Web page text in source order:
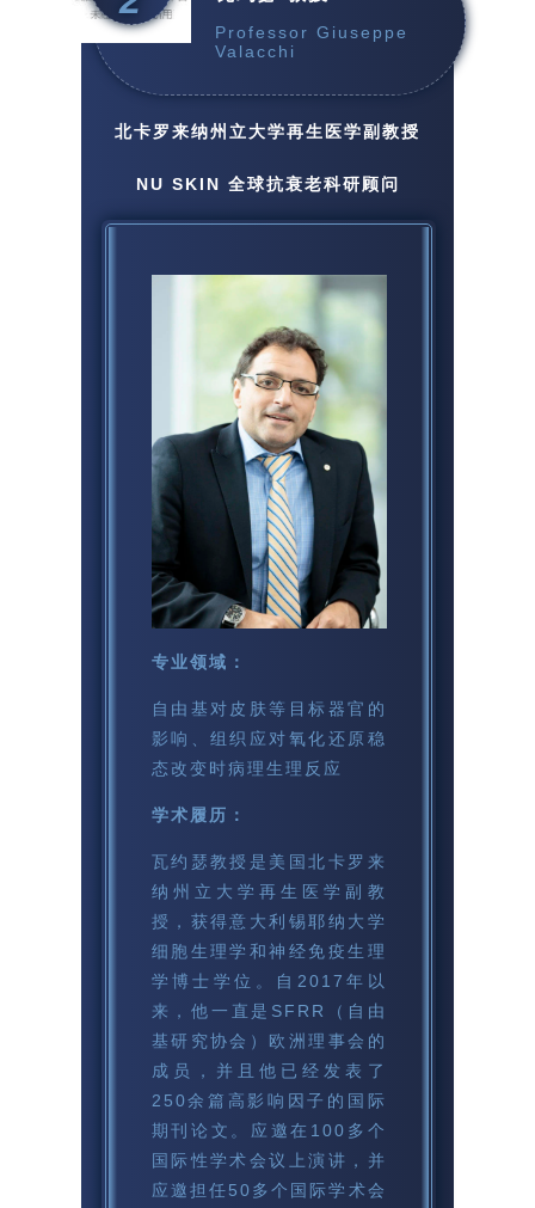
Professor Giuseppe
Valacchi
北卡罗来纳州立大学再生医学副教授
NU SKIN 全球抗衰老科研顾问
专业领域：
自由基对皮肤等目标器官的
影响、组织应对氧化还原稳
态改变时病理生理反应
学术履历：
瓦约瑟教授是美国北卡罗来
纳州立大学再生医学副教
授，获得意大利锡耶纳大学
细胞生理学和神经免疫生理
学博士学位。自2017年以
来，他一直是SFRR（自由
基研究协会）欧洲理事会的
成员，并且他已经发表了
250余篇高影响因子的国际
期刊论文。应邀在100多个
国际性学术会议上演讲，并
应邀担任50多个国际学术会